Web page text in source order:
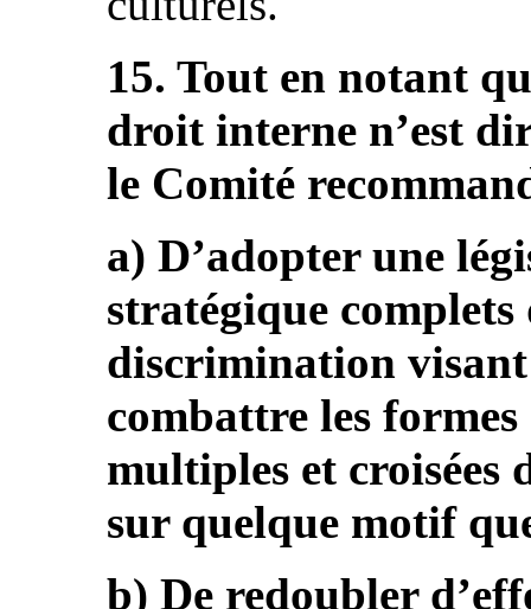
15. Tout en notant
droit interne n’est
le Comité
a) D’adopter une
stratégique
discrimination
combattre les
multiples et croisées
sur quelque motif
b) De redoubler